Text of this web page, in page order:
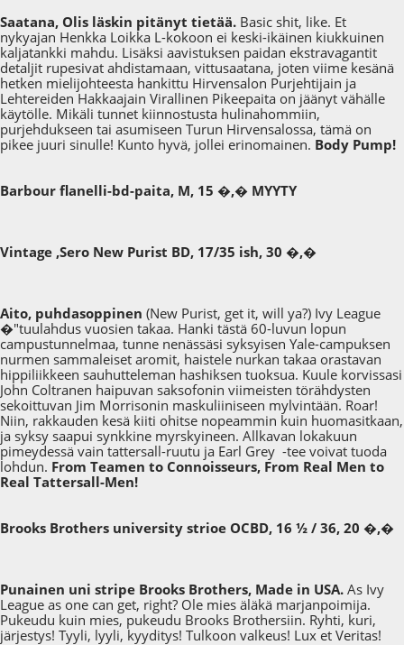
Saatana, Olis läskin pitänyt tietää. Basic shit, like. Et
nykyajan Henkka Loikka L-kokoon ei keski-ikäinen kiukkuinen
kaljatankki mahdu. Lisäksi aavistuksen paidan ekstravagantit
detaljit rupesivat ahdistamaan, vittusaatana, joten viime kesänä
hetken mielijohteesta hankittu Hirvensalon Purjehtijain ja
Lehtereiden Hakkaajain Virallinen Pikeepaita on jäänyt vähälle
käytölle. Mikäli tunnet kiinnostusta hulinahommiin,
purjehdukseen tai asumiseen Turun Hirvensalossa, tämä on
pikee juuri sinulle! Kunto hyvä, jollei erinomainen. Body Pump!
Barbour flanelli-bd-paita, M, 15 �,� MYYTY
Vintage ,Sero New Purist BD, 17/35 ish, 30 �,�
Aito, puhdasoppinen (New Purist, get it, will ya?) Ivy League
�"tuulahdus vuosien takaa. Hanki tästä 60-luvun lopun
campustunnelmaa, tunne nenässäsi syksyisen Yale-campuksen
nurmen sammaleiset aromit, haistele nurkan takaa orastavan
hippiliikkeen sauhutteleman hashiksen tuoksua. Kuule korvissasi
John Coltranen haipuvan saksofonin viimeisten törähdysten
sekoittuvan Jim Morrisonin maskuliiniseen mylvintään. Roar!
Niin, rakkauden kesä kiiti ohitse nopeammin kuin huomasitkaan,
ja syksy saapui synkkine myrskyineen. Allkavan lokakuun
pimeydessä vain tattersall-ruutu ja Earl Grey -tee voivat tuoda
lohdun. From Teamen to Connoisseurs, From Real Men to
Real Tattersall-Men!
Brooks Brothers university strioe OCBD, 16 ½ / 36, 20 �,�
Punainen uni stripe Brooks Brothers, Made in USA. As Ivy
League as one can get, right? Ole mies äläkä marjanpoimija.
Pukeudu kuin mies, pukeudu Brooks Brothersiin. Ryhti, kuri,
järjestys! Tyyli, lyyli, kyyditys! Tulkoon valkeus! Lux et Veritas!